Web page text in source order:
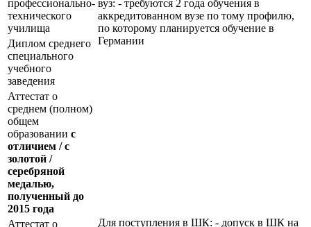
вуз: - требуются 2 года обучения в
аккредитованном вузе по тому профилю,
по которому планируется обучение в
Германии
профессионально-
технического
училища
Диплом среднего
специального
учебного
заведения
Аттестат о
среднем (полном)
общем
образовании с
отличием / с
золотой /
серебряной
медалью,
полученный до
2015 года
Для поступления в ШК: - допуск в ШК на
Аттестат о